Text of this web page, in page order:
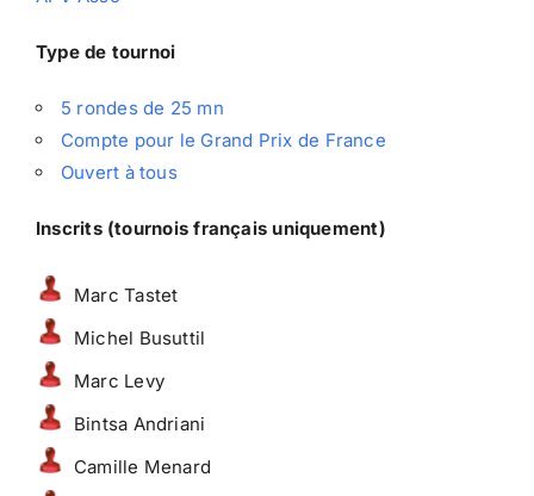
Type de tournoi
5 rondes de 25 mn
Compte pour le Grand Prix de France
Ouvert à tous
Inscrits (tournois français uniquement)
Marc Tastet
Michel Busuttil
Marc Levy
Bintsa Andriani
Camille Menard